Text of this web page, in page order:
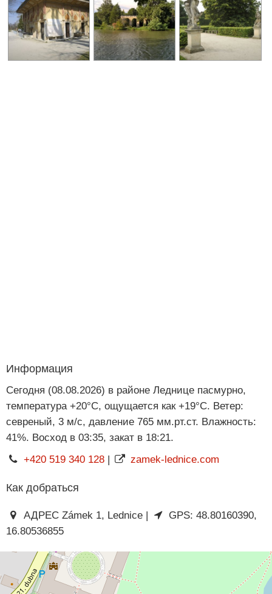
Информация
Сегодня (08.08.2026) в районе Леднице пасмурно,
температура +20°C, ощущается как +19°C. Ветер:
севреный, 3 м/с, давление 765 мм.рт.ст. Влажность:
41%. Восход в 03:35, закат в 18:21.
+420 519 340 128| zamek-lednice.com
Как добраться
АДРЕС Zámek 1, Lednice |
GPS: 48.80160390,
16.80536855